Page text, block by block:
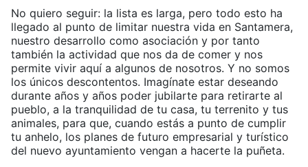
No quiero seguir: la lista es larga, pero todo esto ha
llegado al punto de limitar nuestra vida en Santamera,
nuestro desarrollo como asociación y por tanto
también la actividad que nos da de comer y nos
permite vivir aquí a algunos de nosotros. Y no somos
los únicos descontentos. Imagínate estar deseando
durante años y años poder jubilarte para retirarte al
pueblo, a la tranquilidad de tu casa, tu terrenito y tus
animales, para que, cuando estás a punto de cumplir
tu anhelo, los planes de futuro empresarial y turístico
del nuevo ayuntamiento vengan a hacerte la puñeta.